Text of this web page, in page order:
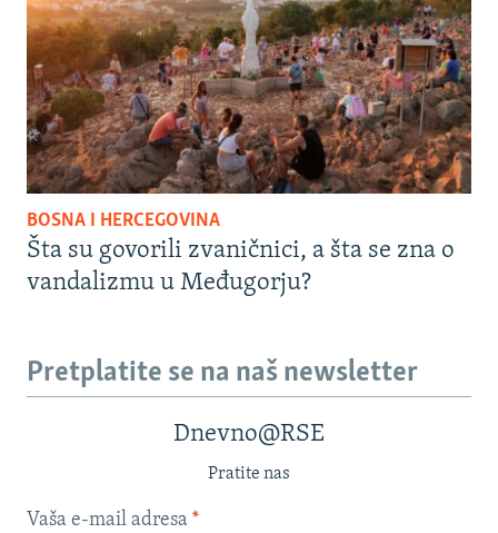
BOSNA I HERCEGOVINA
Šta su govorili zvaničnici, a šta se zna o
vandalizmu u Međugorju?
Pretplatite se na naš newsletter
Dnevno@RSE
Pratite nas
Vaša e-mail adresa *